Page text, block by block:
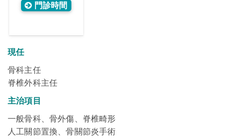
門診時間
現任
骨科主任
脊椎外科主任
主治項目
一般骨科、骨外傷、脊椎畸形
人工關節置換、骨關節炎手術